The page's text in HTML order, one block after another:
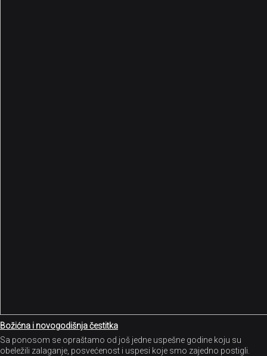
Božićna i novogodišnja čestitka
Sa ponosom se opraštamo od još jedne uspešne godine koju su
obeležili zalaganje, posvećenost i uspesi koje smo zajedno postigli.